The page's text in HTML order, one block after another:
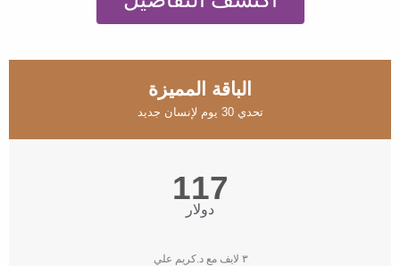
الباقة المميزة
تحدي 30 يوم لإنسان جديد
117
دولار
٣ لايف مع د.كريم علي